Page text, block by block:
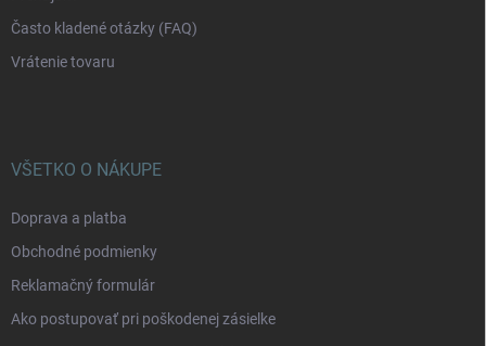
Často kladené otázky (FAQ)
Vrátenie tovaru
VŠETKO O NÁKUPE
Doprava a platba
Obchodné podmienky
Reklamačný formulár
Ako postupovať pri poškodenej zásielke